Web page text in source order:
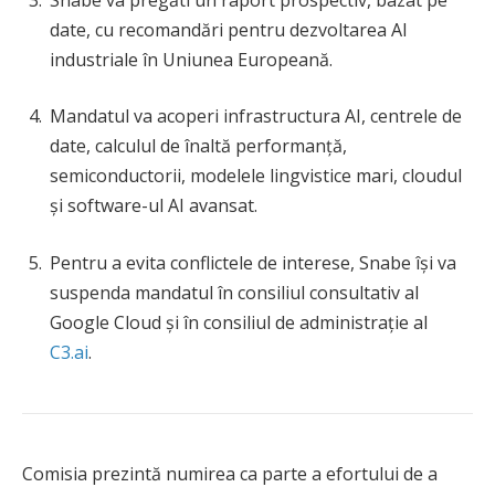
date, cu recomandări pentru dezvoltarea AI
industriale în Uniunea Europeană.
Mandatul va acoperi infrastructura AI, centrele de
date, calculul de înaltă performanță,
semiconductorii, modelele lingvistice mari, cloudul
și software-ul AI avansat.
Pentru a evita conflictele de interese, Snabe își va
suspenda mandatul în consiliul consultativ al
Google Cloud și în consiliul de administrație al
C3.ai.
Comisia prezintă numirea ca parte a efortului de a